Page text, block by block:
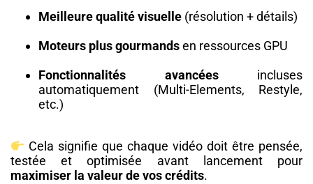
Meilleure qualité visuelle (résolution + détails)
Moteurs plus gourmandsen ressources GPU
Fonctionnalités avancéesincluses
automatiquement (Multi-Elements, Restyle,
etc.)
Cela signifie que chaque vidéo doit être pensée,
testée et optimisée avant lancement pour
maximiser la valeur de vos crédits.